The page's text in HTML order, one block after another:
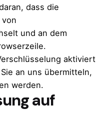
dass die
und an dem
aktiviert
an uns übermitteln,
werden.
auf